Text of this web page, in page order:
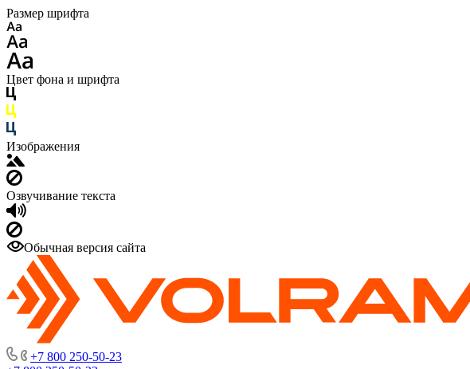
Размер шрифта
Цвет фона и шрифта
Изображения
Озвучивание текста
Обычная версия сайта
+7 800 250-50-23